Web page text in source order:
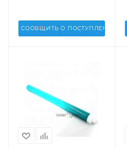
СООБЩИТЬ О ПОСТУПЛЕНИИ